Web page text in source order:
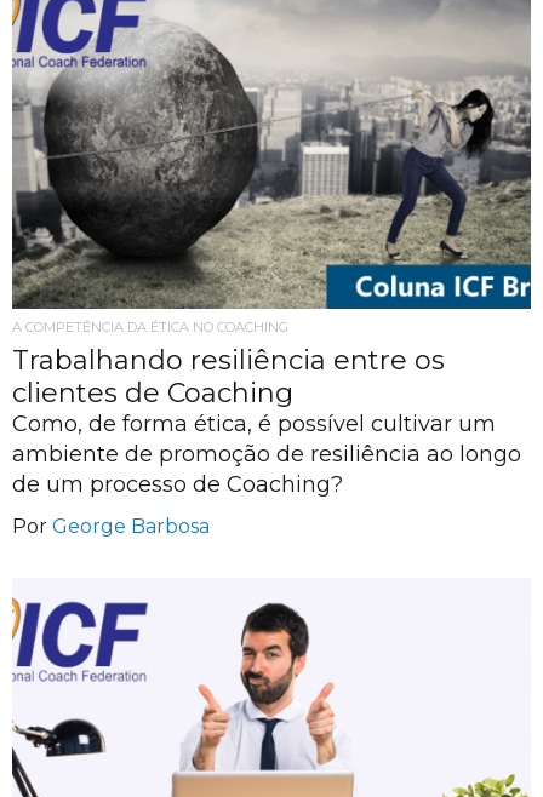
A COMPETÊNCIA DA ÉTICA NO COACHING
Trabalhando resiliência entre os
clientes de Coaching
Como, de forma ética, é possível cultivar um
ambiente de promoção de resiliência ao longo
de um processo de Coaching?
Por George Barbosa